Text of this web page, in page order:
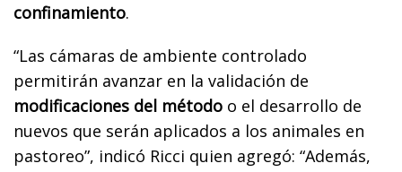
confinamiento.
“Las cámaras de ambiente controlado
permitirán avanzar en la validación de
modificaciones del método o el desarrollo de
nuevos que serán aplicados a los animales en
pastoreo”, indicó Ricci quien agregó: “Además,